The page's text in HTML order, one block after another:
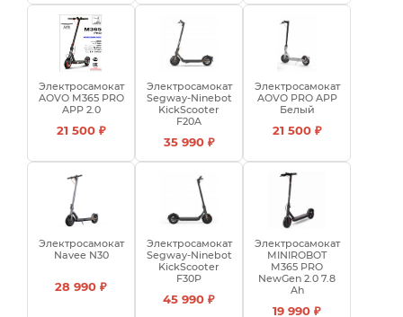
Электросамокат
AOVO M365 PRO
APP 2.0
21 500 ₽
Электросамокат
Segway-Ninebot
KickScooter
F20A
35 990 ₽
Электросамокат
AOVO PRO APP
Белый
21 500 ₽
Электросамокат
Navee N30
28 990 ₽
Электросамокат
Segway-Ninebot
KickScooter
F30P
45 990 ₽
Электросамокат
MINIROBOT
M365 PRO
NewGen 2.0 7.8
Ah
19 990 ₽